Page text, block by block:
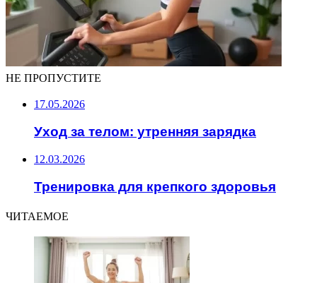
НЕ ПРОПУСТИТЕ
17.05.2026
Уход за телом: утренняя зарядка
12.03.2026
Тренировка для крепкого здоровья
ЧИТАЕМОЕ